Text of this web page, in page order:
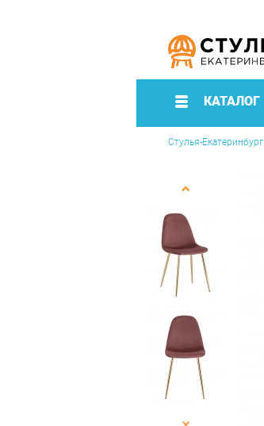
КАТАЛОГ
Стулья-Екатеринбург